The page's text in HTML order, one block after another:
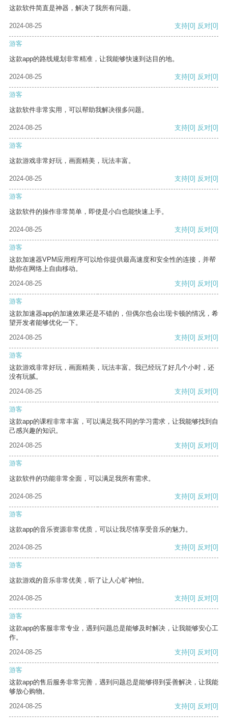
这款软件简直是神器，解决了我所有问题。
2024-08-25 支持[0] 反对[0]
游客
这款app的路线规划非常精准，让我能够快速到达目的地。
2024-08-25 支持[0] 反对[0]
游客
这款软件非常实用，可以帮助我解决很多问题。
2024-08-25 支持[0] 反对[0]
游客
这款游戏非常好玩，画面精美，玩法丰富。
2024-08-25 支持[0] 反对[0]
游客
这款软件的操作非常简单，即使是小白也能快速上手。
2024-08-25 支持[0] 反对[0]
游客
这款加速器VPM应用程序可以给你提供最高速度和安全性的连接，并帮
助你在网络上自由移动。
2024-08-25
支持[0] 反对[0]
游客
这款加速器app的加速效果还是不错的，但偶尔也会出现卡顿的情况，希
望开发者能够优化一下。
2024-08-25
支持[0] 反对[0]
游客
这款游戏非常好玩，画面精美，玩法丰富。我已经玩了好几个小时，还
没有玩腻。
2024-08-25
支持[0] 反对[0]
游客
这款app的课程非常丰富，可以满足我不同的学习需求，让我能够找到自
己感兴趣的知识。
2024-08-25
支持[0] 反对[0]
游客
这款软件的功能非常全面，可以满足我所有需求。
2024-08-25 支持[0] 反对[0]
游客
这款app的音乐资源非常优质，可以让我尽情享受音乐的魅力。
2024-08-25 支持[0] 反对[0]
游客
这款游戏的音乐非常优美，听了让人心旷神怡。
2024-08-25 支持[0] 反对[0]
游客
这款app的客服非常专业，遇到问题总是能够及时解决，让我能够安心工
作。
2024-08-25
支持[0] 反对[0]
游客
这款app的售后服务非常完善，遇到问题总是能够得到妥善解决，让我能
够放心购物。
2024-08-25
支持[0] 反对[0]